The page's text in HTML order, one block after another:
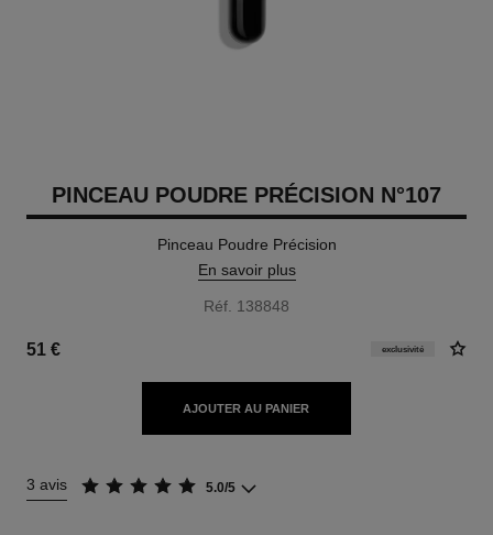
PINCEAU POUDRE PRÉCISION N°107
Pinceau Poudre Précision
En savoir plus
Réf. 138848
51 € exclusivité
AJOUTER AU PANIER
3 avis 5.0/5